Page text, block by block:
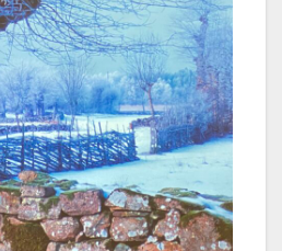
Dessa kakor
går inte att
välja bort. De
behövs för
att hemsidan
över huvud
taget ska
fungera.
Statistik